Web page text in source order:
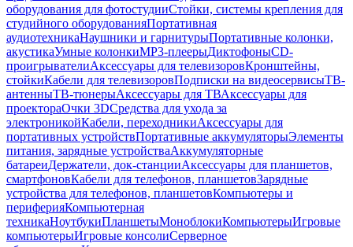
оборудования для фотостудииСтойки, системы крепления для
студийного оборудованияПортативная
аудиотехникаНаушники и гарнитурыПортативные колонки,
акустикаУмные колонкиMP3-плеерыДиктофоныCD-
проигрывателиАксессуары для телевизоровКронштейны,
стойкиКабели для телевизоровПодписки на видеосервисыТВ-
антенныТВ-тюнерыАксессуары для ТВАксессуары для
проектораОчки 3DСредства для ухода за
электроникойКабели, переходникиАксессуары для
портативных устройствПортативные аккумуляторыЭлементы
питания, зарядные устройстваАккумуляторные
батареиДержатели, док-станцииАксессуары для планшетов,
смартфоновКабели для телефонов, планшетовЗарядные
устройства для телефонов, планшетовКомпьютеры и
периферияКомпьютерная
техникаНоутбукиПланшетыМоноблокиКомпьютерыИгровые
компьютерыИгровые консолиСерверное